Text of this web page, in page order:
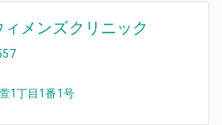
メンズクリニック
1丁目1番1号